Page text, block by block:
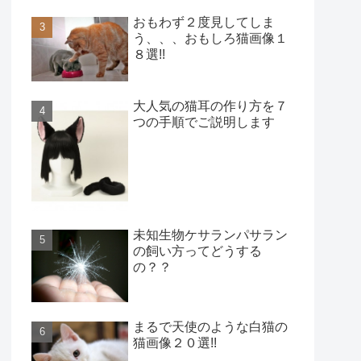
おもわず２度見してしま
う、、、おもしろ猫画像１
８選!!
大人気の猫耳の作り方を７
つの手順でご説明します
未知生物ケサランパサラン
の飼い方ってどうする
の？？
まるで天使のような白猫の
猫画像２０選!!